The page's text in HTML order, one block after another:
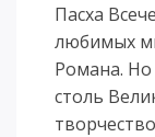
Пасха
любимых
Романа. Но
столь